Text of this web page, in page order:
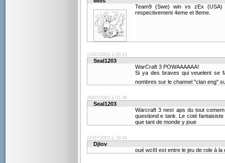
Team9 (Swe) win vs zEx
respectivement 4eme et 8eme.
17/07/2003 à 00:13
Seal1203
WarCraft 3 POWAAAAAA!
Si ya des braves qui veuelent se
nombres sur le channel "clan eng"
20/07/2003 à 01:38
Seal1203
Warcraft 3 nest aps du tout
questiond e tank. Le coté
que tant de monde y joue
22/07/2003 à 18:04
Djlov
oué wcIII est entre le jeu de role à